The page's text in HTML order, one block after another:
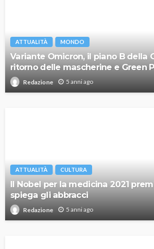
ATTUALITÀ MONDO
Variante Omicron, il piano B della
ritorno delle mascherine e Green
Redazione 5 anni ago
ATTUALITÀ CULTURA
Il Nobel per la medicina 2021
spiega gli abbracci
Redazione 5 anni ago